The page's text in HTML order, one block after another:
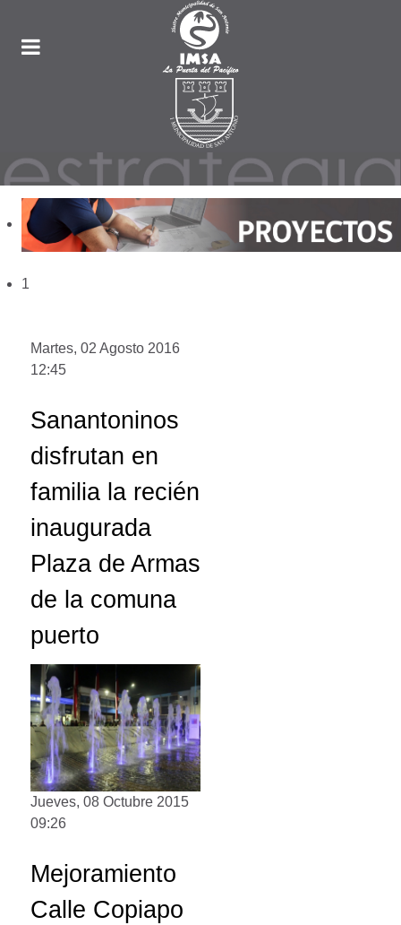
1
Martes, 02 Agosto 2016
12:45
Sanantoninos
disfrutan en
familia la recién
inaugurada
Plaza de Armas
de la comuna
puerto
Jueves, 08 Octubre 2015
09:26
Mejoramiento
Calle Copiapo